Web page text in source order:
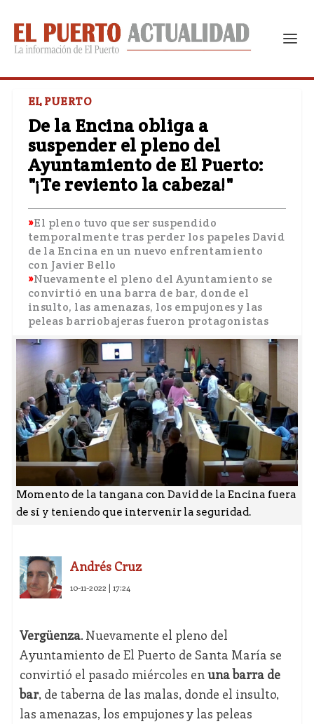
EL PUERTO
De la Encina obliga a
suspender el pleno del
Ayuntamiento de El Puerto:
"¡Te reviento la cabeza!"
El pleno tuvo que ser suspendido
temporalmente tras perder los papeles David
de la Encina en un nuevo enfrentamiento
con Javier Bello
Nuevamente el pleno del Ayuntamiento se
convirtió en una barra de bar, donde el
insulto, las amenazas, los empujones y las
peleas barriobajeras fueron protagonistas
Momento de la tangana con David de la Encina fuera
de sí y teniendo que intervenir la seguridad.
Andrés Cruz
10-11-2022 | 17:24
Vergüenza. Nuevamente el pleno del
Ayuntamiento de El Puerto de Santa María se
convirtió el pasado miércoles enuna barra de
bar, de taberna de las malas, donde el insulto,
las amenazas, los empujones y las peleas